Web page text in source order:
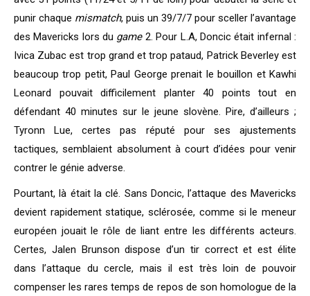
punir chaque mismatch, puis un 39/7/7 pour sceller l’avantage
des Mavericks lors du game2. Pour L.A, Doncic était infernal :
Ivica Zubac est trop grand et trop pataud, Patrick Beverley est
beaucoup trop petit, Paul George prenait le bouillon et Kawhi
Leonard pouvait difficilement planter 40 points tout en
défendant 40 minutes sur le jeune slovène. Pire, d’ailleurs ;
Tyronn Lue, certes pas réputé pour ses ajustements
tactiques, semblaient absolument à court d’idées pour venir
contrer le génie adverse.
Pourtant, là était la clé. Sans Doncic, l’attaque des Mavericks
devient rapidement statique, sclérosée, comme si le meneur
européen jouait le rôle de liant entre les différents acteurs.
Certes, Jalen Brunson dispose d’un tir correct et est élite
dans l’attaque du cercle, mais il est très loin de pouvoir
compenser les rares temps de repos de son homologue de la